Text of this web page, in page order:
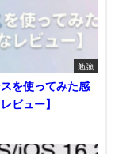
勉強
を使ってみた感
ビュー】